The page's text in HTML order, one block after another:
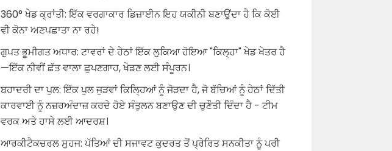
360° ਖੇਡ ਕ੍ਰਾਂਤੀ: ਇੱਕ ਵਰਗਾਕਾਰ ਡਿਜ਼ਾਈਨ ਇਹ ਯਕੀਨੀ ਬਣਾਉਂਦਾ ਹੈ ਕਿ ਕੋਈ
ਵੀ ਕੋਨਾ ਅਣਪਛਾਤਾ ਨਾ ਰਹੇ!
ਗੁਪਤ ਭੂਮੀਗਤ ਅਧਾਰ: ਟਾਵਰਾਂ ਦੇ ਹੇਠਾਂ ਇੱਕ ਲੁਕਿਆ ਹੋਇਆ "ਕਿਲ੍ਹਾ" ਖੇਡ ਖੇਤਰ ਹੈ
—ਇੱਕ ਨੀਵੀਂ ਛੱਤ ਵਾਲਾ ਛੁਪਣਗਾਹ, ਖੇਡਣ ਲਈ ਸੰਪੂਰਨ।
ਬਹਾਦਰੀ ਦਾ ਪੁਲ: ਇੱਕ ਪੁਲ ਜੁੜਵਾਂ ਕਿਲ੍ਹਿਆਂ ਨੂੰ ਜੋੜਦਾ ਹੈ, ਜੋ ਬੱਚਿਆਂ ਨੂੰ ਹੇਠਾਂ ਦਿੱਤੀ
ਕਾਰਵਾਈ ਨੂੰ ਨਜ਼ਰਅੰਦਾਜ਼ ਕਰਦੇ ਹੋਏ ਸੰਤੁਲਨ ਬਣਾਉਣ ਦੀ ਚੁਣੌਤੀ ਦਿੰਦਾ ਹੈ - ਟੀਮ
ਵਰਕ ਅਤੇ ਹਾਸੇ ਲਈ ਆਦਰਸ਼।
ਆਰਕੀਟੈਕਚਰਲ ਸੁਹਜ: ਪੱਤਿਆਂ ਦੀ ਸਜਾਵਟ ਕੁਦਰਤ ਤੋਂ ਪ੍ਰੇਰਿਤ ਸਨਕੀਤਾ ਨੂੰ ਪਰੀ